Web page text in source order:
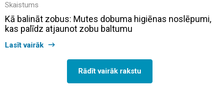
Skaistums
Kā balināt zobus: Mutes dobuma higiēnas noslēpumi,
kas palīdz atjaunot zobu baltumu
Lasīt vairāk
Rādīt vairāk rakstu